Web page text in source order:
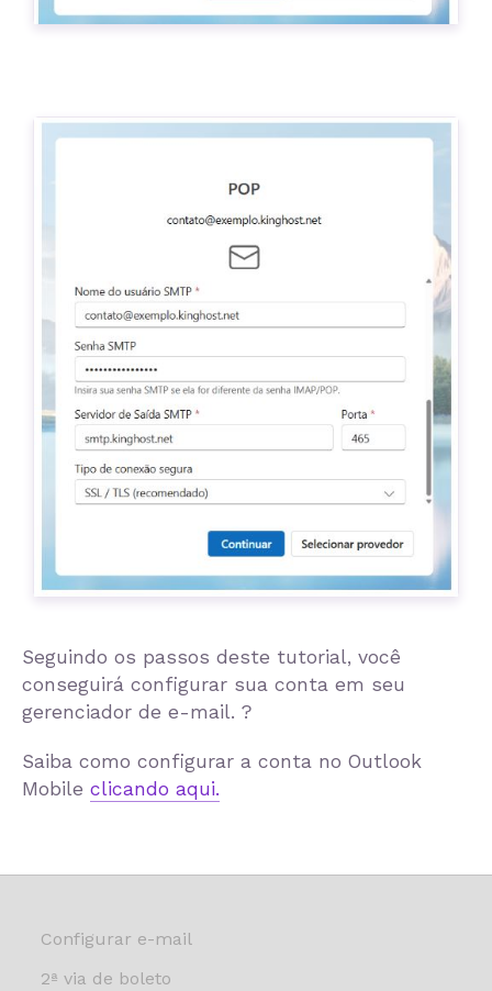
Seguindo os passos deste tutorial, você
conseguirá configurar sua conta em seu
gerenciador de e-mail. ?
Saiba como configurar a conta no Outlook
Mobile clicando aqui.
Configurar e-mail
2ª via de boleto